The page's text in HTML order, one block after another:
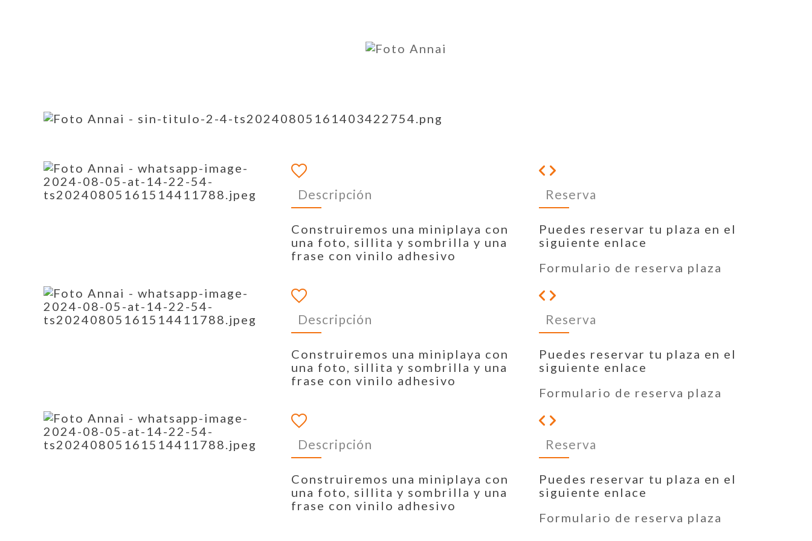
Descripción
Construiremos una miniplaya con
una foto, sillita y sombrilla y una
frase con vinilo adhesivo
Reserva
Puedes reservar tu plaza en el
siguiente enlace
Formulario de reserva plaza
Descripción
Construiremos una miniplaya con
una foto, sillita y sombrilla y una
frase con vinilo adhesivo
Reserva
Puedes reservar tu plaza en el
siguiente enlace
Formulario de reserva plaza
Descripción
Construiremos una miniplaya con
una foto, sillita y sombrilla y una
frase con vinilo adhesivo
Reserva
Puedes reservar tu plaza en el
siguiente enlace
Formulario de reserva plaza